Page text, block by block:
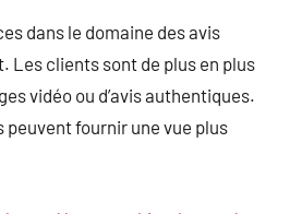
dans le domaine des avis
Les clients sont de plus en plus
vidéo ou d’avis authentiques.
peuvent fournir une vue plus